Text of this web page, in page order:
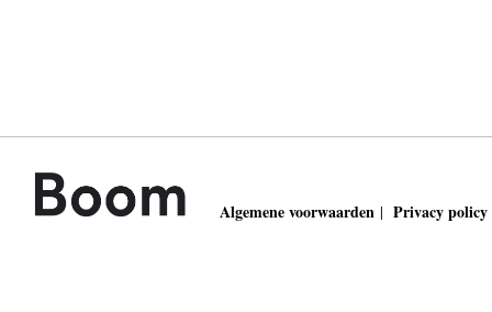
Algemene voorwaarden | Privacy policy